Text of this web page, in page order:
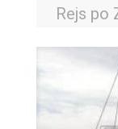
Rejs po